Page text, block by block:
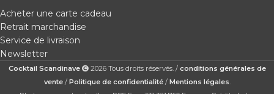
Acheter une carte cadeau
Retrait marchandise
Service de livraison
Newsletter
Cocktail Scandinave 2026 Tous droits réservés. / conditions générales de
vente/ Politique de confidentialité/ Mentions légales